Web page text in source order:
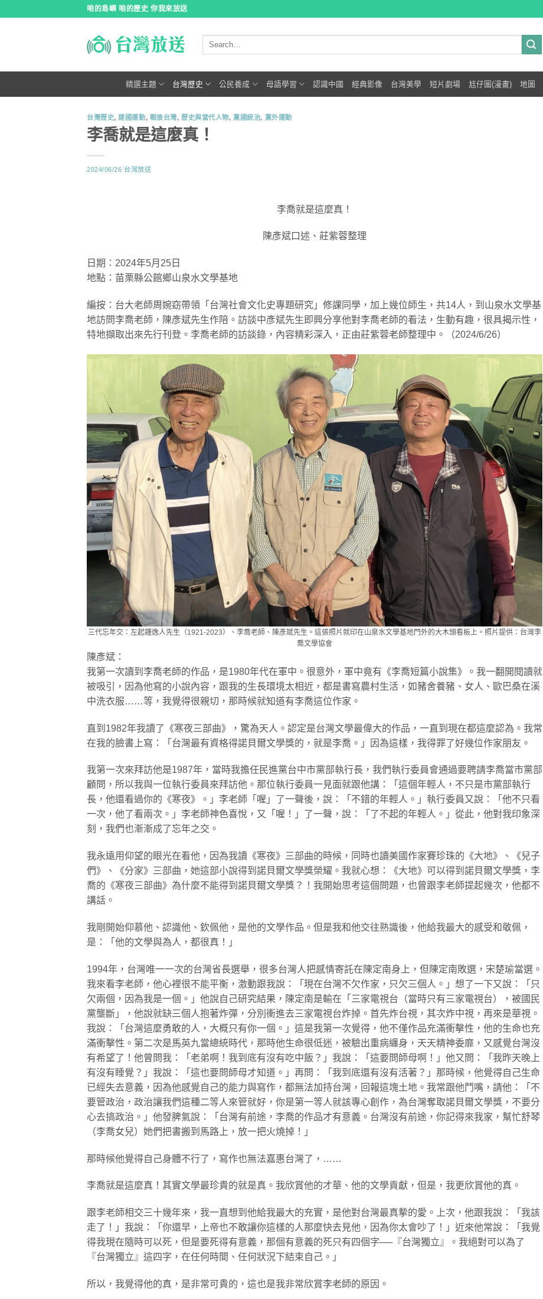
咱的島嶼 咱的歷史 你我來放送
精選主題 台灣歷史 公民養成 母語學習 認識中國 經典影像 台灣美學 短片劇場 尪仔圖(漫畫) 地圖
台灣歷史,建國運動, 戰後台灣, 歷史與當代人物,黨國統治, 黨外運動
李喬就是這麼真！
2024/06/26 台灣放送
李喬就是這麼真！
陳彥斌口述、莊紫蓉整理
日期：2024年5月25日
地點：苗栗縣公館鄉山泉水文學基地
編按：台大老師周婉窈帶領「台灣社會文化史專題研究」修課同學，加上幾位師生，共14人，到山泉水文學基
地訪問李喬老師，陳彥斌先生作陪。訪談中彥斌先生即興分享他對李喬老師的看法，生動有趣，很具揭示性，
特地擷取出來先行刊登。李喬老師的訪談錄，內容精彩深入，正由莊紫蓉老師整理中。（2024/6/26）
三代忘年交：左起鍾逸人先生（1921-2023）、李喬老師、陳彥斌先生。這張照片就印在山泉水文學基地門外的大木頭看板上。照片提供：台灣李
喬文學協會
陳彥斌：
我第一次讀到李喬老師的作品，是1980年代在軍中。很意外，軍中竟有《李喬短篇小說集》。我一翻開閱讀就
被吸引，因為他寫的小說內容，跟我的生長環境太相近，都是書寫農村生活，如豬舍養豬、女人、歐巴桑在溪
中洗衣服……等，我覺得很親切，那時候就知道有李喬這位作家。
直到1982年我讀了《寒夜三部曲》，驚為天人。認定是台灣文學最偉大的作品，一直到現在都這麼認為。我常
在我的臉書上寫：「台灣最有資格得諾貝爾文學獎的，就是李喬。」因為這樣，我得罪了好幾位作家朋友。
我第一次來拜訪他是1987年，當時我擔任民進黨台中市黨部執行長，我們執行委員會通過要聘請李喬當市黨部
顧問，所以我與一位執行委員來拜訪他。那位執行委員一見面就跟他講：「這個年輕人，不只是市黨部執行
長，他還看過你的《寒夜》。」李老師「喔」了一聲後，說：「不錯的年輕人。」執行委員又說：「他不只看
一次，他了看兩次。」李老師神色喜悅，又「喔！」了一聲，說：「了不起的年輕人。」從此，他對我印象深
刻，我們也漸漸成了忘年之交。
我永遠用仰望的眼光在看他，因為我讀《寒夜》三部曲的時候，同時也讀美國作家賽珍珠的《大地》、《兒子
們》、《分家》三部曲，她這部小說得到諾貝爾文學獎榮耀。我就心想：《大地》可以得到諾貝爾文學獎，李
喬的《寒夜三部曲》為什麼不能得到諾貝爾文學獎？！我開始思考這個問題，也曾跟李老師提起幾次，他都不
講話。
我剛開始仰慕他、認識他、欽佩他，是他的文學作品。但是我和他交往熟識後，他給我最大的感受和敬佩，
是：「他的文學與為人，都很真！」
1994年，台灣唯一一次的台灣省長選舉，很多台灣人把感情寄託在陳定南身上，但陳定南敗選，宋楚瑜當選。
我來看李老師，他心裡很不能平衡，激動跟我說：「現在台灣不欠作家，只欠三個人。」想了一下又說：「只
欠兩個，因為我是一個。」他說自己研究結果，陳定南是輸在「三家電視台（當時只有三家電視台），被國民
黨壟斷」，他說就缺三個人抱著炸彈，分別衝進去三家電視台炸掉。首先炸台視，其次炸中視，再來是華視。
我說：「台灣這麼勇敢的人，大概只有你一個。」這是我第一次覺得，他不僅作品充滿衝擊性，他的生命也充
滿衝擊性。第二次是馬英九當總統時代，那時他生命很低迷，被驗出重病纏身，天天精神委靡，又感覺台灣沒
有希望了！他曾問我：「老弟啊！我到底有沒有吃中飯？」我說：「這要問師母啊！」他又問：「我昨天晚上
有沒有睡覺？」我說：「這也要問師母才知道。」再問：「我到底還有沒有活著？」那時候，他覺得自己生命
已經失去意義，因為他感覺自己的能力與寫作，都無法加持台灣，回報這塊土地。我常跟他鬥嘴，請他：「不
要管政治，政治讓我們這種二等人來管就好，你是第一等人就該專心創作，為台灣奪取諾貝爾文學獎，不要分
心去搞政治。」他發脾氣說：「台灣有前途，李喬的作品才有意義。台灣沒有前途，你記得來我家，幫忙舒琴
（李喬女兒）她們把書搬到馬路上，放一把火燒掉！」
那時候他覺得自己身體不行了，寫作也無法嘉惠台灣了，……
李喬就是這麼真！其實文學最珍貴的就是真。我欣賞他的才華、他的文學貢獻，但是，我更欣賞他的真。
跟李老師相交三十幾年來，我一直想到他給我最大的充實，是他對台灣最真摰的愛。上次，他跟我說：「我該
走了！」我說：「你還早，上帝也不敢讓你這樣的人那麼快去見他，因為你太會吵了！」近來他常說：「我覺
得我現在隨時可以死，但是要死得有意義，那個有意義的死只有四個字──『台灣獨立』。我絕對可以為了
『台灣獨立』這四字，在任何時間、任何狀況下結束自己。」
所以，我覺得他的真，是非常可貴的，這也是我非常欣賞李老師的原因。